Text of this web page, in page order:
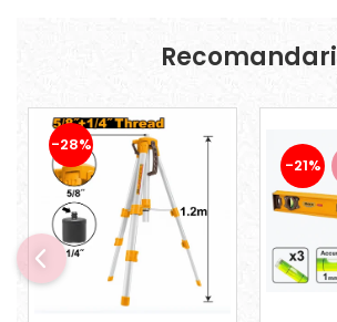
Dălți pentru Lemn
Menghine
Scule pentru Gresie și Sticlă
Scule pentru grădină
Suflantă frunze
Suporturi laptop
Tirbușoane și deschizătoare de
Recomandari
-28%
-21%